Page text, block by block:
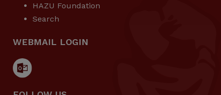
HAZU Foundation
Search
WEBMAIL LOGIN